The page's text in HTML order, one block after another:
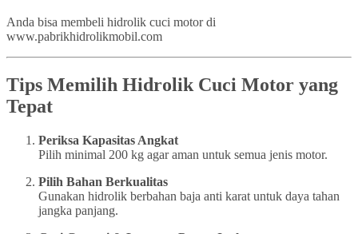
Anda bisa membeli hidrolik cuci motor di
www.pabrikhidrolikmobil.com
Tips Memilih Hidrolik Cuci Motor yang
Tepat
Periksa Kapasitas Angkat
Pilih minimal 200 kg agar aman untuk semua jenis motor.
Pilih Bahan Berkualitas
Gunakan hidrolik berbahan baja anti karat untuk daya tahan
jangka panjang.